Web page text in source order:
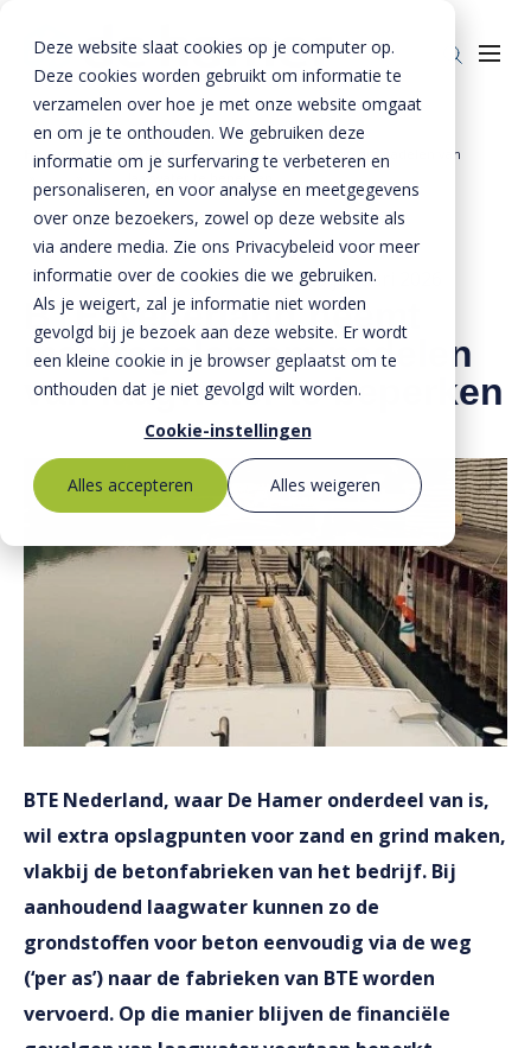
Deze website slaat cookies op je computer op.
Deze cookies worden gebruikt om informatie te
verzamelen over hoe je met onze website omgaat
en om je te onthouden. We gebruiken deze
informatie om je surfervaring te verbeteren en
personaliseren, en voor analyse en meetgegevens
over onze bezoekers, zowel op deze website als
via andere media. Zie ons Privacybeleid voor meer
informatie over de cookies die we gebruiken.
Als je weigert, zal je informatie niet worden
gevolgd bij je bezoek aan deze website. Er wordt
een kleine cookie in je browser geplaatst om te
onthouden dat je niet gevolgd wilt worden.
Cookie-instellingen
Alles accepteren
Alles weigeren
Bestekservice
Downloads
Producten
Riolering
Bestrating
Oplossingen
BTE Groep
Onze verhalen
Over ons
MVO
Kernwaarden
Mission statement
HVO toeslag
Dieseltoeslag
Home Nieuws BTE Nederland neemt maatregelen om nadelen van
laagwater te beperken
10 januari 2019- Bijgewerkt op23 januari 2026
BTE Nederland neemt
maatregelen om nadelen
van laagwater te beperken
BTE Nederland, waar De Hamer onderdeel van is,
wil extra opslagpunten voor zand en grind maken,
vlakbij de betonfabrieken van het bedrijf. Bij
aanhoudend laagwater kunnen zo de
grondstoffen voor beton eenvoudig via de weg
(‘per as’) naar de fabrieken van BTE worden
vervoerd. Op die manier blijven de financiële